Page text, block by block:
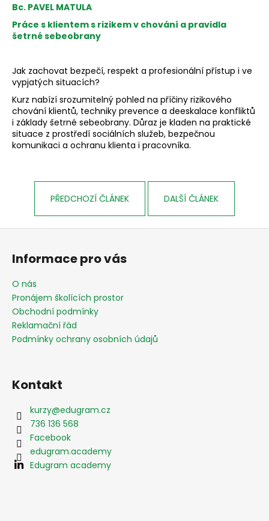
Bc. PAVEL MATULA
Práce s klientem s rizikem v chování a pravidla
šetrné sebeobrany
Jak zachovat bezpečí, respekt a profesionální přístup i ve
vypjatých situacích?
Kurz nabízí srozumitelný pohled na příčiny rizikového
chování klientů, techniky prevence a deeskalace konfliktů
i základy šetrné sebeobrany. Důraz je kladen na praktické
situace z prostředí sociálních služeb, bezpečnou
komunikaci a ochranu klienta i pracovníka.
PŘEDCHOZÍ ČLÁNEK DALŠÍ ČLÁNEK
Z
Informace pro vás
O nás
Pronájem školících prostor
Obchodní podmínky
Reklamační řád
Podmínky ochrany osobních údajů
Kontakt
kurzy@edugram.cz
736 136 568
Facebook
edugram.academy
Edugram academy